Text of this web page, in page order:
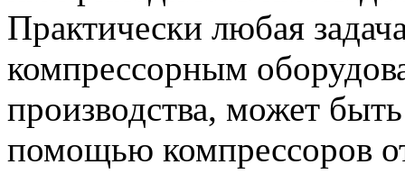
Практически любая
компрессорным
производства, может
помощью компрессоров